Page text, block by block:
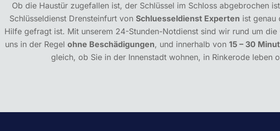
Ob die Haustür zugefallen ist, der Schlüssel im Schloss abgebrochen
Schlüsseldienst Drensteinfurt von Schluesseldienst Experten ist genau
Hilfe gefragt ist. Mit unserem 24-Stunden-Notdienst sind wir rund um
uns in der Regelohne Beschädigungen, und innerhalb von15 – 30
gleich, ob Sie in der Innenstadt wohnen, in Rinkerode leben